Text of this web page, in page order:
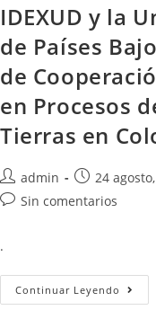
IDEXUD y la
de Países
de
en Procesos
Tierras en
admin 24
Sin comentarios
.
Continuar Leyendo